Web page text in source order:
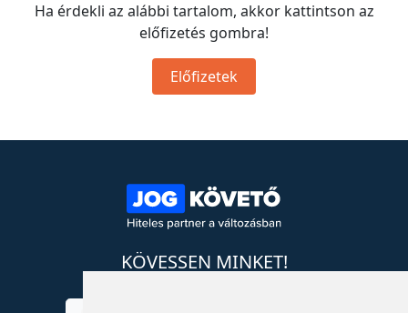
Ha érdekli az alábbi tartalom, akkor kattintson az
előfizetés gombra!
Előfizetek
KÖVESSEN MINKET!